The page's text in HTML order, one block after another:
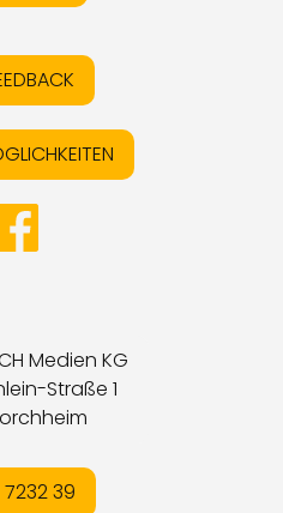
Medien KG
Straße 1
7232 39